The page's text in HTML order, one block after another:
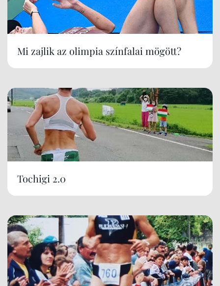
Mi zajlik az olimpia színfalai mögött?
Tochigi 2.0